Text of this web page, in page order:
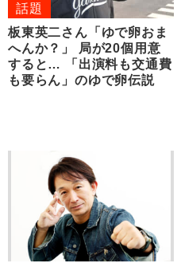
話題
板東英二さん「ゆで卵おま
へんか？」 局が20個用意
すると… 「出演料も交通費
も要らん」のゆで卵伝説